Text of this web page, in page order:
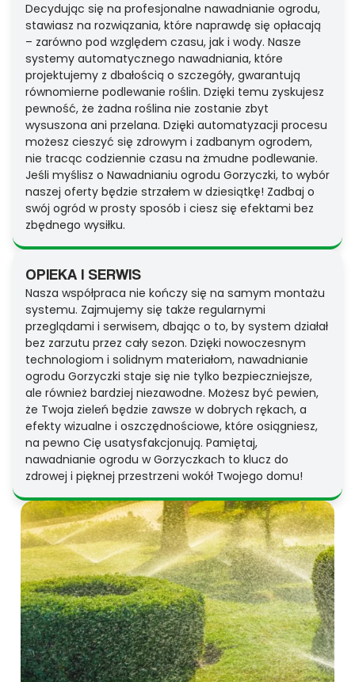
Decydując się na profesjonalne nawadnianie ogrodu,
stawiasz na rozwiązania, które naprawdę się opłacają
– zarówno pod względem czasu, jak i wody. Nasze
systemy automatycznego nawadniania, które
projektujemy z dbałością o szczegóły, gwarantują
równomierne podlewanie roślin. Dzięki temu zyskujesz
pewność, że żadna roślina nie zostanie zbyt
wysuszona ani przelana. Dzięki automatyzacji procesu
możesz cieszyć się zdrowym i zadbanym ogrodem,
nie tracąc codziennie czasu na żmudne podlewanie.
Jeśli myślisz o Nawadnianiu ogrodu Gorzyczki, to wybór
naszej oferty będzie strzałem w dziesiątkę! Zadbaj o
swój ogród w prosty sposób i ciesz się efektami bez
zbędnego wysiłku.
OPIEKA I SERWIS
Nasza współpraca nie kończy się na samym montażu
systemu. Zajmujemy się także regularnymi
przeglądami i serwisem, dbając o to, by system działał
bez zarzutu przez cały sezon. Dzięki nowoczesnym
technologiom i solidnym materiałom, nawadnianie
ogrodu Gorzyczki staje się nie tylko bezpieczniejsze,
ale również bardziej niezawodne. Możesz być pewien,
że Twoja zieleń będzie zawsze w dobrych rękach, a
efekty wizualne i oszczędnościowe, które osiągniesz,
na pewno Cię usatysfakcjonują. Pamiętaj,
nawadnianie ogrodu w Gorzyczkach to klucz do
zdrowej i pięknej przestrzeni wokół Twojego domu!